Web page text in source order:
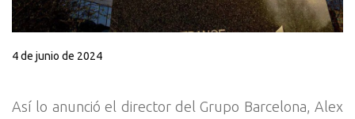
4 de junio de 2024
Así lo anunció el director del Grupo Barcelona, Alex